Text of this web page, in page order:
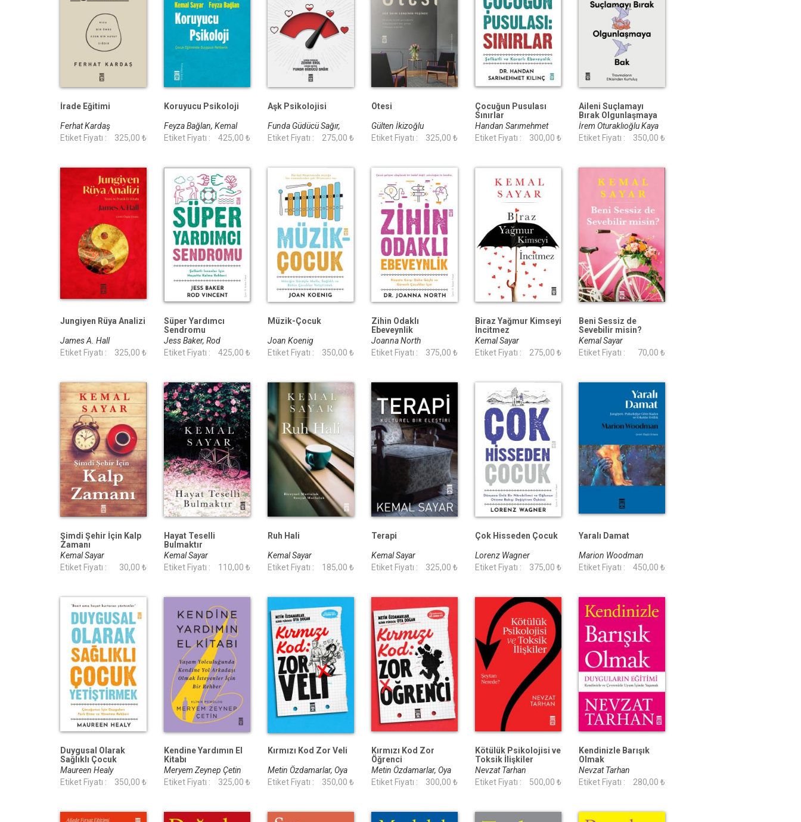
İrade Eğitimi
Ferhat Kardaş
Etiket Fiyatı :
325,00 ₺
Koruyucu Psikoloji
Feyza Bağlan, Kemal
Sayar
Etiket Fiyatı : 425,00 ₺
Aşk Psikolojisi
Funda Güdücü Sağır,
Zehra Erol
Etiket Fiyatı : 275,00 ₺
Ötesi
Gülten İkizoğlu
Etiket Fiyatı :
325,00 ₺
Çocuğun Pusulası
Sınırlar
Handan Sarımehmet
Kılınç
Etiket Fiyatı : 300,00 ₺
Aileni Suçlamayı
Bırak Olgunlaşmaya
Bak
İrem Oturaklıoğlu Kaya
Etiket Fiyatı :
350,00 ₺
Jungiyen Rüya Analizi
James A. Hall
Etiket Fiyatı :
325,00 ₺
Süper Yardımcı
Sendromu
Jess Baker, Rod
Vincent
Etiket Fiyatı : 425,00 ₺
Müzik-Çocuk
Joan Koenig
Etiket Fiyatı :
350,00 ₺
Zihin Odaklı
Ebeveynlik
Joanna North
Etiket Fiyatı :
375,00 ₺
Biraz Yağmur Kimseyi
İncitmez
Kemal Sayar
Etiket Fiyatı :
275,00 ₺
Beni Sessiz de
Sevebilir misin?
Kemal Sayar
Etiket Fiyatı :
70,00 ₺
Şimdi Şehir İçin Kalp
Zamanı
Kemal Sayar
Etiket Fiyatı :
30,00 ₺
Hayat Teselli
Bulmaktır
Kemal Sayar
Etiket Fiyatı :
110,00 ₺
Ruh Hali
Kemal Sayar
Etiket Fiyatı :
185,00 ₺
Terapi
Kemal Sayar
Etiket Fiyatı :
325,00 ₺
Çok Hisseden Çocuk
Lorenz Wagner
Etiket Fiyatı :
375,00 ₺
Yaralı Damat
Marion Woodman
Etiket Fiyatı :
450,00 ₺
Duygusal Olarak
Sağlıklı Çocuk
Yetiştirmek
Maureen Healy
Etiket Fiyatı :
350,00 ₺
Kendine Yardımın El
Kitabı
Meryem Zeynep Çetin
Etiket Fiyatı :
325,00 ₺
Kırmızı Kod Zor Veli
Metin Özdamarlar, Oya
Doğan
Etiket Fiyatı : 350,00 ₺
Kırmızı Kod Zor
Öğrenci
Metin Özdamarlar, Oya
Doğan
Etiket Fiyatı : 300,00 ₺
Kötülük Psikolojisi ve
Toksik İlişkiler
Nevzat Tarhan
Etiket Fiyatı :
500,00 ₺
Kendinizle Barışık
Olmak
Nevzat Tarhan
Etiket Fiyatı :
280,00 ₺